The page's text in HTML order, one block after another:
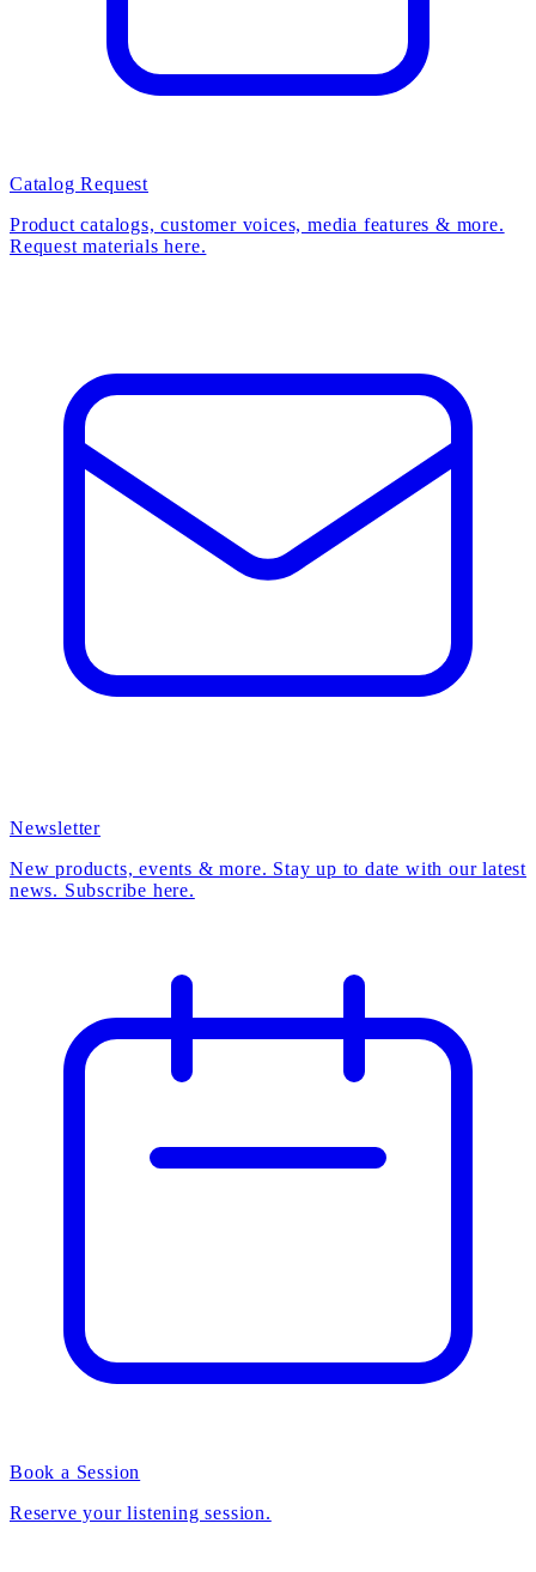
Catalog Request
Product catalogs, customer voices, media features & more.
Request materials here.
Newsletter
New products, events & more. Stay up to date with our latest
news. Subscribe here.
Book a Session
Reserve your listening session.